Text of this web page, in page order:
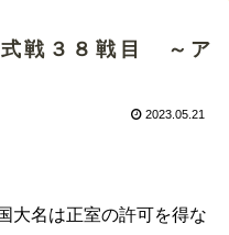
戦３８戦目 ～ア
2023.05.21
大名は正室の許可を得な